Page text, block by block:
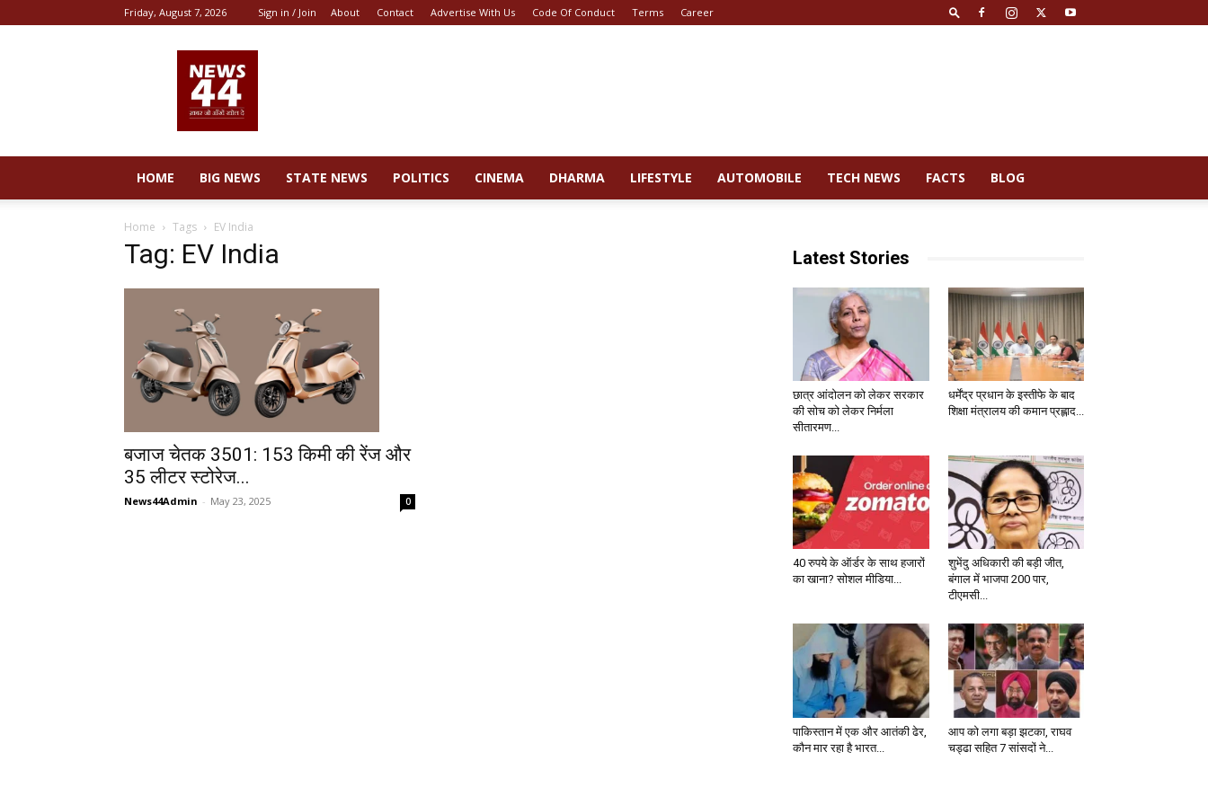
Friday, August 7, 2026 Sign in / Join About Contact Advertise With Us Code Of Conduct Terms Career
44
HOME BIG NEWS STATE NEWS POLITICS CINEMA DHARMA LIFESTYLE AUTOMOBILE TECH NEWS FACTS BLOG
Home Tags EV India
Tag: EV India
बजाज चेतक 3501: 153 किमी की रेंज और
35 लीटर स्टोरेज...
News44Admin - May 23, 2025 0
Latest Stories
छात्र आंदोलन को लेकर सरकार
की सोच को लेकर निर्मला
सीतारमण...
धर्मेंद्र प्रधान के इस्तीफे के बाद
शिक्षा मंत्रालय की कमान प्रह्लाद...
40 रुपये के ऑर्डर के साथ हजारों
का खाना? सोशल मीडिया...
शुभेंदु अधिकारी की बड़ी जीत,
बंगाल में भाजपा 200 पार,
टीएमसी...
पाकिस्तान में एक और आतंकी ढेर,
कौन मार रहा है भारत...
आप को लगा बड़ा झटका, राघव
चड्ढा सहित 7 सांसदों ने...